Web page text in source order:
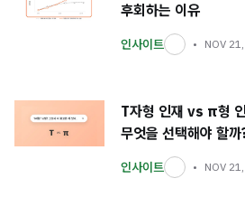
후회하는 이유
인사이트 NOV
T자형 인재 vs π형
무엇을 선택해야 할까
인사이트 NOV